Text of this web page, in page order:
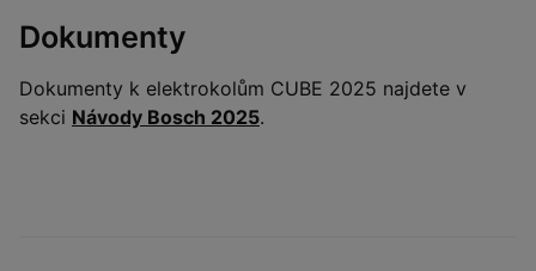
Dokumenty
Dokumenty k elektrokolům CUBE 2025 najdete v
sekci Návody Bosch 2025.